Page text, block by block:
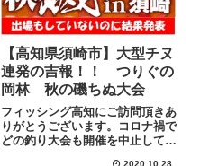
【高知県須崎市】大型チヌ
連発の吉報！！ つりぐの
岡林 秋の磯ちぬ大会
フィッシング高知にご訪問頂きあ
りがとうございます。コロナ禍で
どの釣り大会も開催を中止してき
2020.10.28